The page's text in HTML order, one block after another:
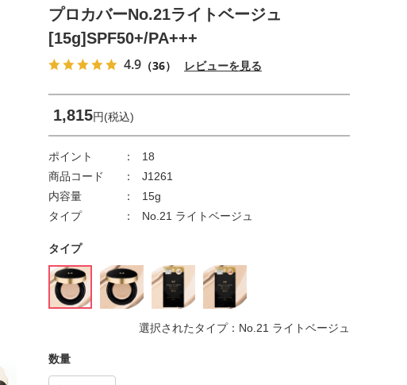
プロカバーNo.21ライトベージュ
[15g]SPF50+/PA+++
4.9 （36） レビューを見る
1,815円(税込)
ポイント
18
商品コード
J1261
内容量
15g
タイプ
No.21 ライトベージュ
タイプ
選択されたタイプ：No.21 ライトベージュ
数量